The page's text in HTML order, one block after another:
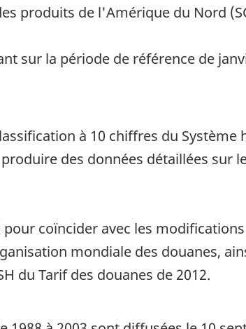
produits de l'Amérique du Nord
sur la période de référence de
à 10 chiffres du
des données détaillées sur
coïncider avec les
mondiale des douanes,
du Tarif des douanes de 2012.